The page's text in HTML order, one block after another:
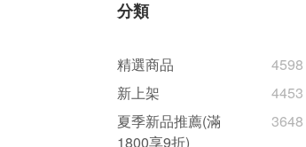
分類
精選商品
4598
新上架
4453
夏季新品推薦(滿
1800享9折)
3648